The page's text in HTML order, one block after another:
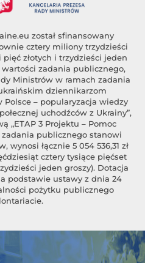
został sfinansowany
cztery miliony trzydzieści
złotych i trzydzieści jeden
wartości zadania publicznego,
Ministrów w ramach zadania
dziennikarzom
Polsce – popularyzacja wiedzy
uchodźców z Ukrainy”,
„ETAP 3 Projektu – Pomoc
zadania publicznego stanowi
łącznie 5 054 536,31 zł
cztery tysiące pięćset
jeden groszy). Dotacja
podstawie ustawy z dnia 24
pożytku publicznego